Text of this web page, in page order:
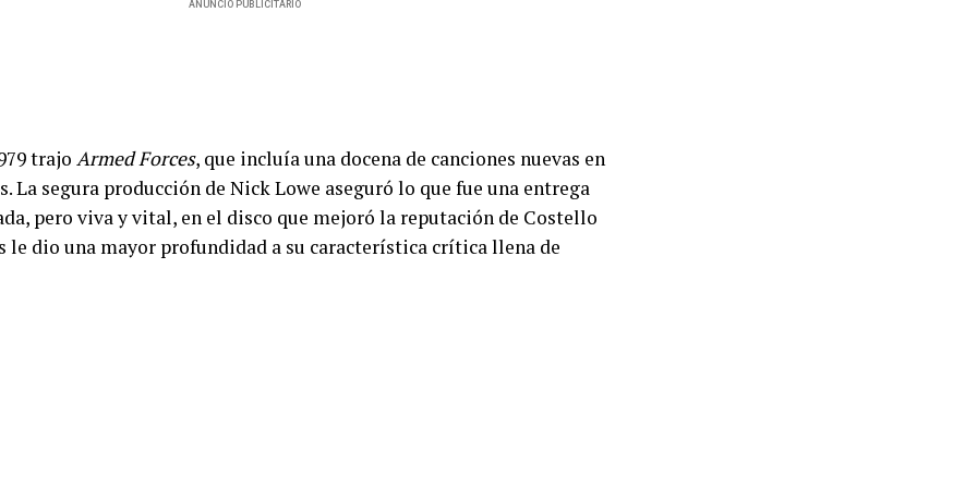
ANUNCIO PUBLICITARIO
trajo Armed Forces, que incluía una docena de canciones nuevas en
La segura producción de Nick Lowe aseguró lo que fue una entrega
pero viva y vital, en el disco que mejoró la reputación de Costello
le dio una mayor profundidad a su característica crítica llena de